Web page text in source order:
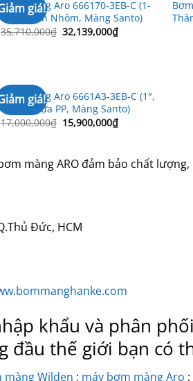
giá!
Bơm màng Aro 666170-3EB-C (1-
1/2”, Thân Nhôm, Màng Santo)
35,710,000₫ Giá
gốc
32,139,000₫Giá
hiện
giá!
Bơm màng Aro 6661A3-3EB-C (1″,
Thân Nhựa PP, Màng Santo)
17,000,000₫ Giá
gốc
15,900,000₫Giá
hiện
15,900,000₫.
màng ARO đảm bảo chất
Đức, HCM
khẩu và phân
đầu thế giới bạn có
màng Wilden ; máy bơm màng Aro ;